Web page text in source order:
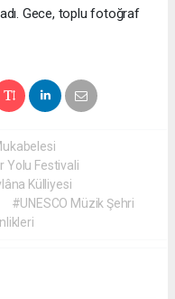
Gece, toplu fotoğraf
Yolu Festivali
Külliyesi
#UNESCO Müzik Şehri